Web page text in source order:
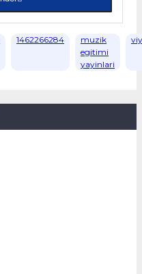
1462266284
muzik
egitimi
yayinlari